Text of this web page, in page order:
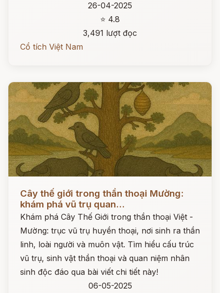
26-04-2025
⭐ 4.8
3,491 lượt đọc
Cổ tích Việt Nam
Cây thế giới trong thần thoại Mường:
khám phá vũ trụ quan...
Khám phá Cây Thế Giới trong thần thoại Việt -
Mường: trục vũ trụ huyền thoại, nơi sinh ra thần
linh, loài người và muôn vật. Tìm hiểu cấu trúc
vũ trụ, sinh vật thần thoại và quan niệm nhân
sinh độc đáo qua bài viết chi tiết này!
06-05-2025